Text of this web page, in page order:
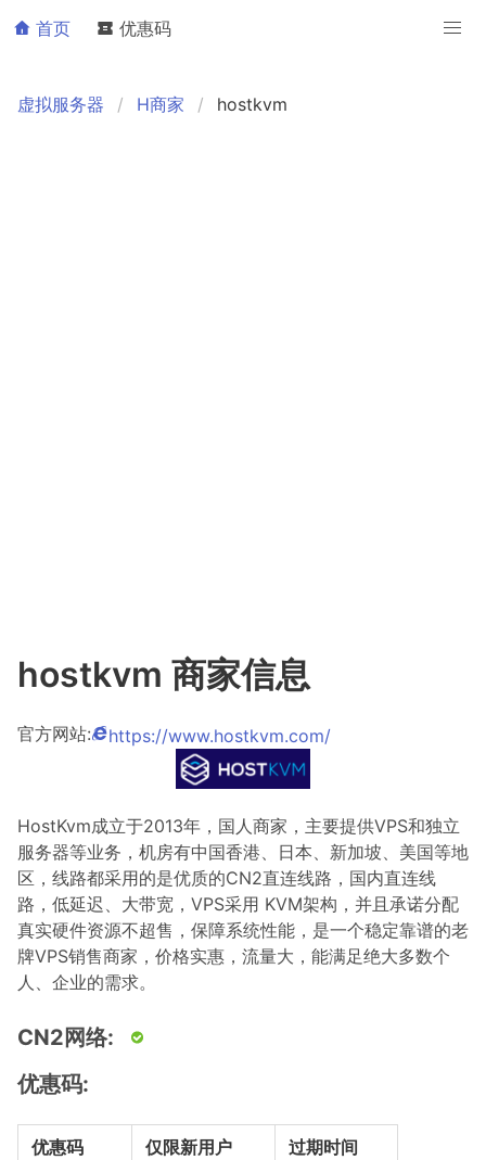
首页 优惠码
虚拟服务器 H商家 hostkvm
hostkvm 商家信息
官方网站: https://www.hostkvm.com/
HostKvm成立于2013年，国人商家，主要提供VPS和独立
服务器等业务，机房有中国香港、日本、新加坡、美国等地
区，线路都采用的是优质的CN2直连线路，国内直连线
路，低延迟、大带宽，VPS采用 KVM架构，并且承诺分配
真实硬件资源不超售，保障系统性能，是一个稳定靠谱的老
牌VPS销售商家，价格实惠，流量大，能满足绝大多数个
人、企业的需求。
CN2网络:
优惠码:
优惠码 仅限新用户 过期时间